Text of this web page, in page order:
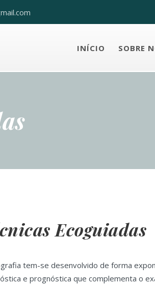
INÍCIO SOBRE
Ecoguiadas
tem-se desenvolvido de forma
e prognóstica que complementa o